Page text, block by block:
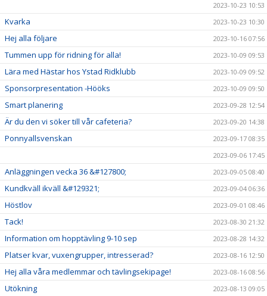
2023-10-23 10:53
Kvarka 2023-10-23 10:30
Hej alla följare 2023-10-16 07:56
Tummen upp för ridning för alla! 2023-10-09 09:53
Lära med Hästar hos Ystad Ridklubb 2023-10-09 09:52
Sponsorpresentation -Hööks 2023-10-09 09:50
Smart planering 2023-09-28 12:54
Är du den vi söker till vår cafeteria? 2023-09-20 14:38
Ponnyallsvenskan
2023-09-17 08:35
2023-09-06 17:45
Anläggningen vecka 36 &#127800; 2023-09-05 08:40
Kundkväll ikväll &#129321; 2023-09-04 06:36
Höstlov 2023-09-01 08:46
Tack! 2023-08-30 21:32
Information om hopptävling 9-10 sep 2023-08-28 14:32
Platser kvar, vuxengrupper, intresserad? 2023-08-16 12:50
Hej alla våra medlemmar och tävlingsekipage! 2023-08-16 08:56
Utökning 2023-08-13 09:05